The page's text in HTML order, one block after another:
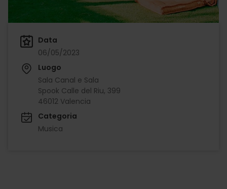
Data
06/05/2023
Luogo
Sala Canal e Sala
Spook Calle del Riu, 399
46012 Valencia
Categoria
Musica